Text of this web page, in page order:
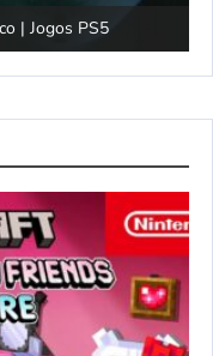
| Jogos PS5